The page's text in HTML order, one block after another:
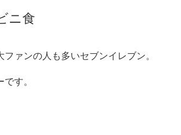
ニ食
ァンの人も多いセブンイレブン。
す。